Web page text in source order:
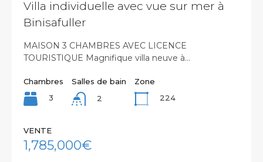
Villa individuelle avec vue sur mer à
Binisafuller
MAISON 3 CHAMBRES AVEC LICENCE
TOURISTIQUE Magnifique villa neuve à…
Chambres
3
Salles de bain
2
Zone
224
VENTE
1,785,000€